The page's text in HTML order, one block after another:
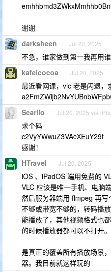
谢谢
darksheen Jul 20, 2025
不急，谁家做到第一我再用谁
kafeicocoa Jul 20, 2025
最近看网课，vlc 老是闪退，
Searllo Jul 20, 2025 via
求个码
c2VyYWwuZ3VAcXEuY29t
感谢！
HTravel Jul 20, 2025
iOS 、iPadOS 端用免费的
VLC 应该是唯一手机、电脑
然后服务器端用 ffmpeg 再
不够或带宽不够的，转码播
能播放了，其他视频格式也
的时候播放器都可以不打开。
是真正的覆盖所有播放场景
器。我目前就这样玩的